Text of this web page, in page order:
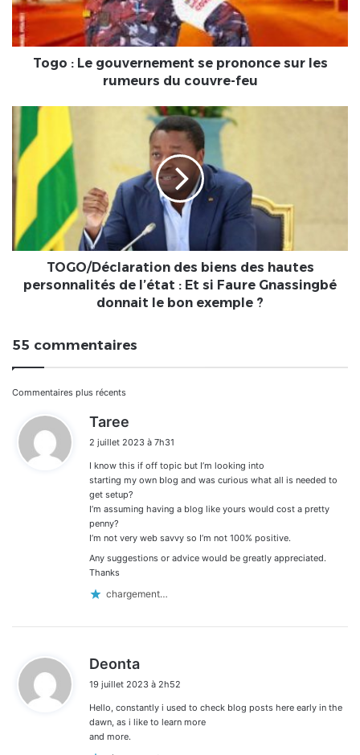
sur
les
rumeurs
Togo : Le gouvernement se prononce sur les
rumeurs du couvre-feu
TOGO/Déclaration
biens
des
hautes
l’état
:
le
bon
TOGO/Déclaration des biens des hautes
personnalités de l’état : Et si Faure Gnassingbé
donnait le bon exemple ?
55 commentaires
Navigation
dans
les
commentaires
Commentaires plus récents
Taree
t
:
2 juillet 2023 à 7h31
I know this if off topic but I’m looking into
starting my own blog and was curious what all is needed to
get setup?
I’m assuming having a blog like yours would cost a pretty
penny?
I’m not very web savvy so I’m not 100% positive.
Any suggestions or advice would be greatly appreciated.
Thanks
chargement…
Deonta
t
:
19 juillet 2023 à 2h52
Hello, constantly i used to check blog posts here early in the
dawn, as i like to learn more
and more.